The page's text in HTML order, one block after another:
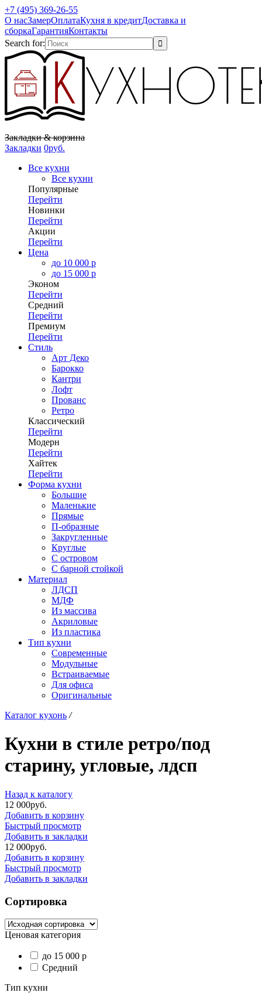
+7 (495) 369-26-55
О насЗамерОплатаКухня в кредитДоставка и
сборкаГарантияКонтакты
Search for:
Закладки & корзина
Закладки 0руб.
Все кухни
Все кухни
Популярные
Перейти
Новинки
Перейти
Акции
Перейти
Цена
до 10 000 р
до 15 000 р
Эконом
Перейти
Средний
Перейти
Премиум
Перейти
Стиль
Арт Деко
Барокко
Кантри
Лофт
Прованс
Ретро
Классический
Перейти
Модерн
Перейти
Хайтек
Перейти
Форма кухни
Большие
Маленькие
Прямые
П-образные
Закругленные
Круглые
С островом
С барной стойкой
Материал
ЛДСП
МДФ
Из массива
Акриловые
Из пластика
Тип кухни
Современные
Модульные
Встраиваемые
Для офиса
Оригинальные
Каталог кухонь /
Кухни в стиле ретро/под
старину, угловые, лдсп
Назад к каталогу
12 000руб.
Добавить в корзину
Быстрый просмотр
Добавить в закладки
12 000руб.
Добавить в корзину
Быстрый просмотр
Добавить в закладки
Сортировка
Ценовая категория
до 15 000 р
Средний
Тип кухни